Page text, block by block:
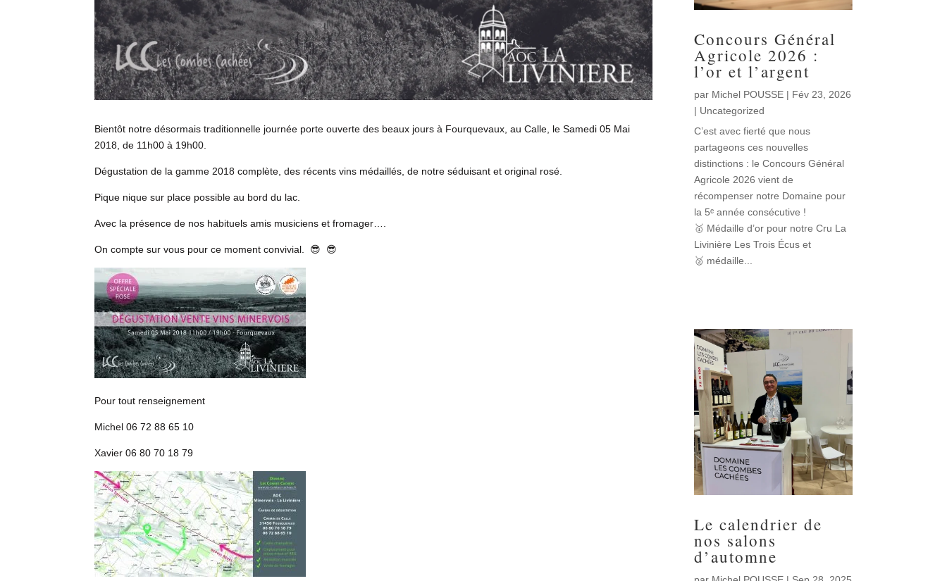
Bientôt notre désormais traditionnelle journée porte ouverte des beaux jours à Fourquevaux, au Calle, le Samedi 05 Mai
2018, de 11h00 à 19h00.
Dégustation de la gamme 2018 complète, des récents vins médaillés, de notre séduisant et original rosé.
Pique nique sur place possible au bord du lac.
Avec la présence de nos habituels amis musiciens et fromager….
On compte sur vous pour ce moment convivial. 😎 😎
Pour tout renseignement
Michel 06 72 88 65 10
Xavier 06 80 70 18 79
Concours Général
Agricole 2026 :
l’or et l’argent
par Michel POUSSE | Fév 23, 2026
| Uncategorized
C’est avec fierté que nous
partageons ces nouvelles
distinctions : le Concours Général
Agricole 2026 vient de
récompenser notre Domaine pour
la 5ᵉ année consécutive !
🥇 Médaille d’or pour notre Cru La
Livinière Les Trois Écus et
🥈 médaille...
Le calendrier de
nos salons
d’automne